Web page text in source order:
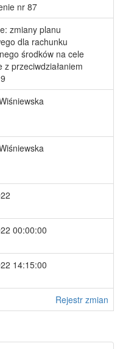
nr 87
zmiany planu
dla rachunku
środków na cele
z przeciwdziałaniem
00:00:00
14:15:00
Rejestr zmian